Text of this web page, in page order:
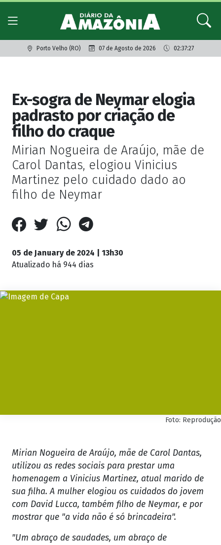
Porto Velho (RO) 07 de Agosto de 2026 02:37:27
Ex-sogra de Neymar elogia
padrasto por criação de
filho do craque
Mirian Nogueira de Araújo, mãe de
Carol Dantas, elogiou Vinicius
Martinez pelo cuidado dado ao
filho de Neymar
05 de January de 2024 | 13h30
Atualizado há 944 dias
Foto: Reprodução
Mirian Nogueira de Araújo, mãe de Carol Dantas,
utilizou as redes sociais para prestar uma
homenagem a Vinicius Martinez, atual marido de
sua filha. A mulher elogiou os cuidados do jovem
com David Lucca, também filho de Neymar, e por
mostrar que "a vida não é só brincadeira".
"Um abraço de saudades, um abraço de